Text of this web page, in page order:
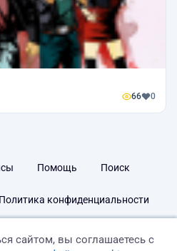
66 0
Помощь Поиск
Политика конфиденциальности
сайтом, вы соглашаетесь с